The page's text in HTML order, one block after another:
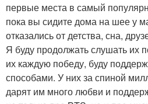
первые места в самый
пока вы сидите дома на шее у
отказались от детства, сна,
Я буду продолжать слушать их
их каждую победу, буду
способами. У них за спиной
дарят им много любви и